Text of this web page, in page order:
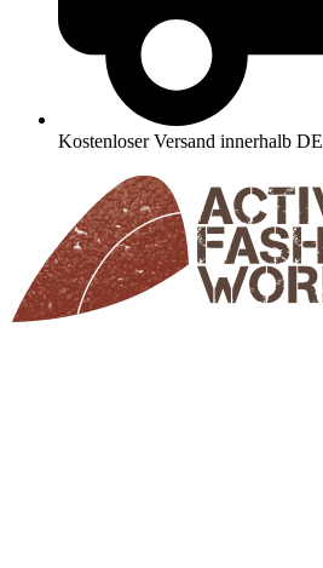
Kostenloser Versand innerhalb DE